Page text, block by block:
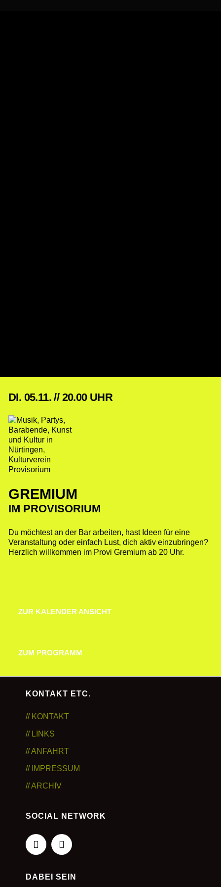
DI. 05.11. // 20.00 UHR
GREMIUM
IM PROVISORIUM
Du möchtest an der Bar arbeiten, hast Ideen für eine
Veranstaltung oder einfach Lust, dich aktiv einzubringen?
Herzlich willkommen im Provi Gremium ab 20 Uhr.
ZUR KALENDER ANSICHT
ZUM PROGRAMM
KONTAKT ETC.
// KONTAKT
// LINKS
// ANFAHRT
// IMPRESSUM
// ARCHIV
SOCIAL NETWORK
DABEI SEIN